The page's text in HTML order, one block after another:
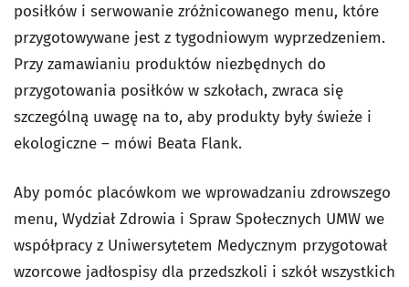
posiłków i serwowanie zróżnicowanego menu, które
przygotowywane jest z tygodniowym wyprzedzeniem.
Przy zamawianiu produktów niezbędnych do
przygotowania posiłków w szkołach, zwraca się
szczególną uwagę na to, aby produkty były świeże i
ekologiczne – mówi Beata Flank.
Aby pomóc placówkom we wprowadzaniu zdrowszego
menu, Wydział Zdrowia i Spraw Społecznych UMW we
współpracy z Uniwersytetem Medycznym przygotował
wzorcowe jadłospisy dla przedszkoli i szkół wszystkich